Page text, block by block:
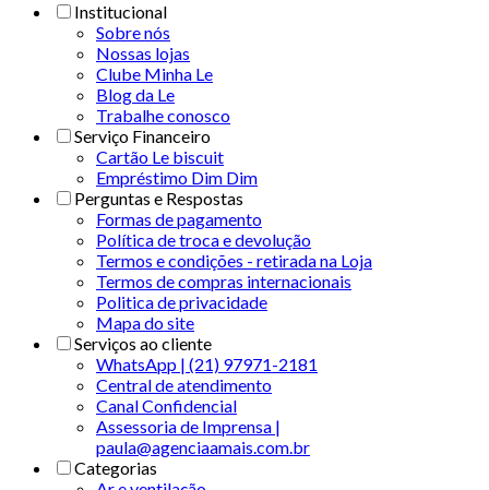
Institucional
Sobre nós
Nossas lojas
Clube Minha Le
Blog da Le
Trabalhe conosco
Serviço Financeiro
Cartão Le biscuit
Empréstimo Dim Dim
Perguntas e Respostas
Formas de pagamento
Política de troca e devolução
Termos e condições - retirada na Loja
Termos de compras internacionais
Politica de privacidade
Mapa do site
Serviços ao cliente
WhatsApp | (21) 97971-2181
Central de atendimento
Canal Confidencial
Assessoria de Imprensa |
paula@agenciaamais.com.br
Categorias